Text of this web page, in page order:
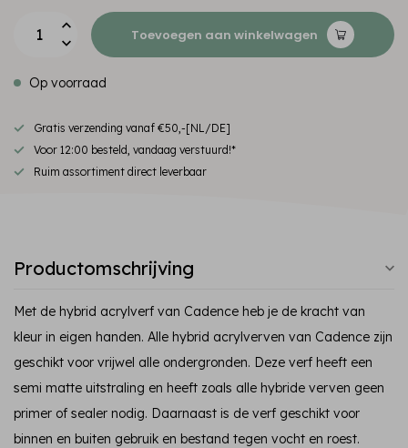
Toevoegen aan winkelwagen
Op voorraad
Gratis verzending vanaf €50,-[NL/DE]
Voor 12:00 besteld, vandaag verstuurd!*
Ruim assortiment direct leverbaar
Productomschrijving
Met de hybrid acrylverf van Cadence heb je de kracht van
kleur in eigen handen. Alle hybrid acrylverven van Cadence zijn
geschikt voor vrijwel alle ondergronden. Deze verf heeft een
semi matte uitstraling en heeft zoals alle hybride verven geen
primer of sealer nodig. Daarnaast is de verf geschikt voor
binnen en buiten gebruik en bestand tegen vocht en roest.